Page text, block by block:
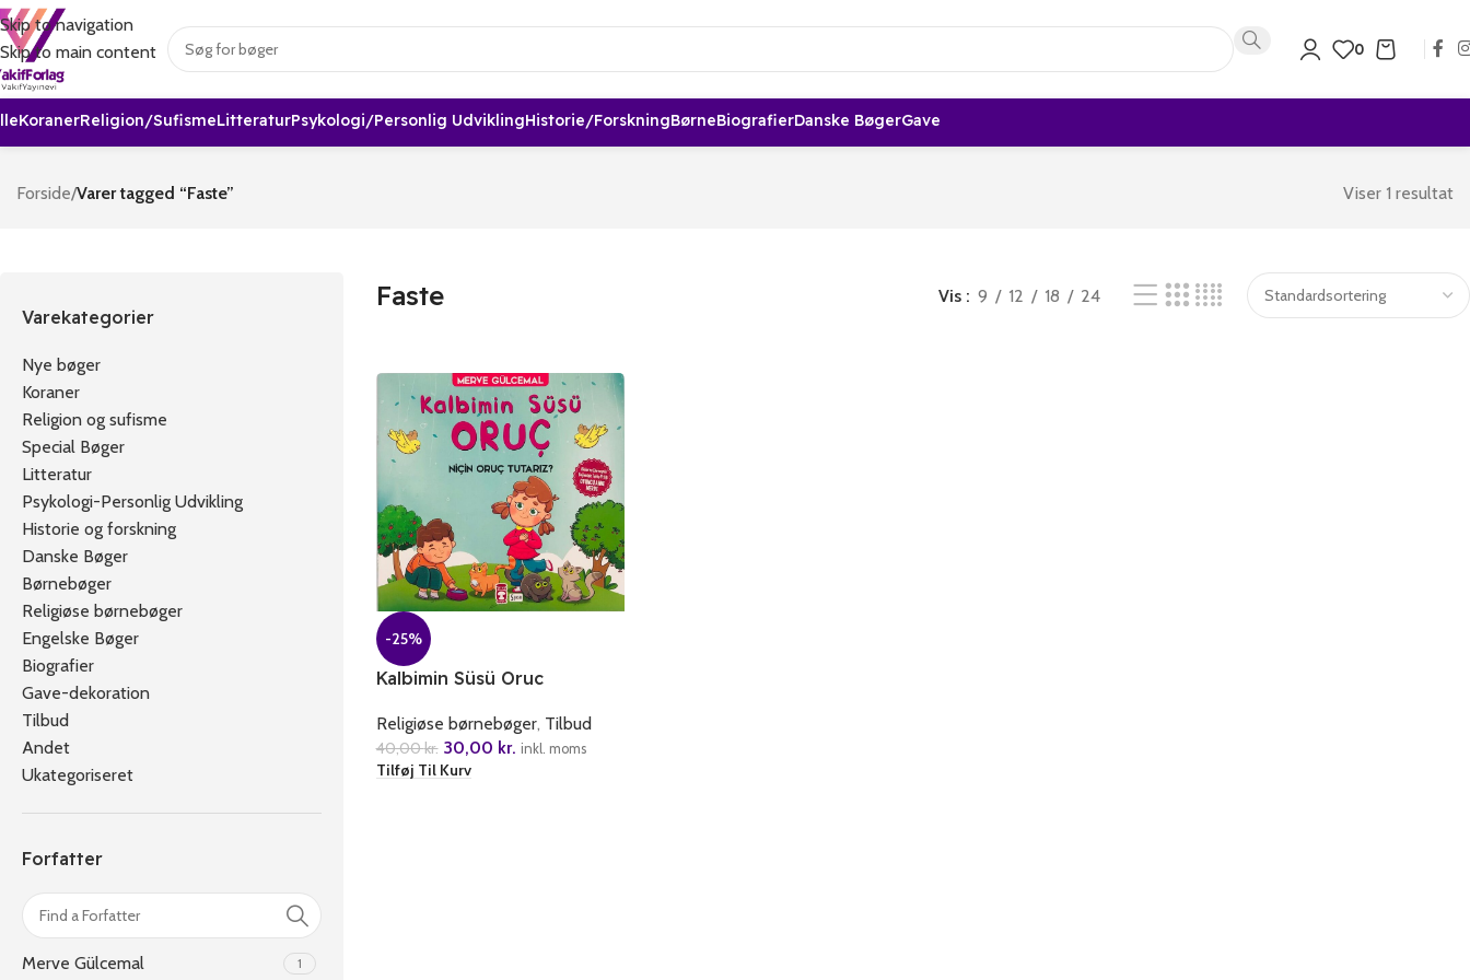
Skip to navigation
Skip to main content
0
KoranerReligion/sufismeLitteraturPsykologi/Personlig UdviklingHistorie/forskningBørneBiografierDanske BøgerGave
Forside/Varer tagged “Faste” Viser 1 resultat
Varekategorier
Nye bøger
Koraner
Religion og sufisme
Special Bøger
Litteratur
Psykologi-Personlig Udvikling
Historie og forskning
Danske Bøger
Børnebøger
Religiøse børnebøger
Engelske Bøger
Biografier
Gave-dekoration
Tilbud
Andet
Ukategoriseret
Forfatter
Merve Gülcemal 1
Faste Vis 9 12 18 24
-25%
Kalbimin Süsü Oruc
Religiøse børnebøger, Tilbud
40,00kr. 30,00 kr. inkl. moms
Tilføj Til Kurv